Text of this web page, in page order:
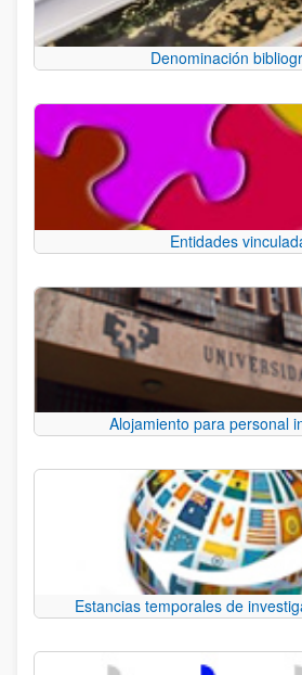
Denominación
Entidades
Alojamiento para personal
Estancias temporales de